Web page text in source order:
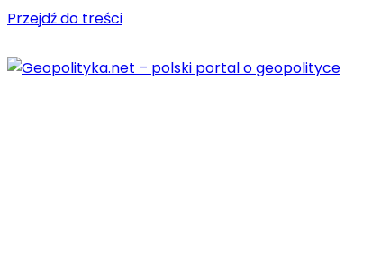
Przejdź do treści